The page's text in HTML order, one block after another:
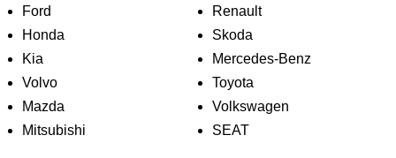
Ford
Honda
Kia
Volvo
Mazda
Mitsubishi
Renault
Skoda
Mercedes-Benz
Toyota
Volkswagen
SEAT